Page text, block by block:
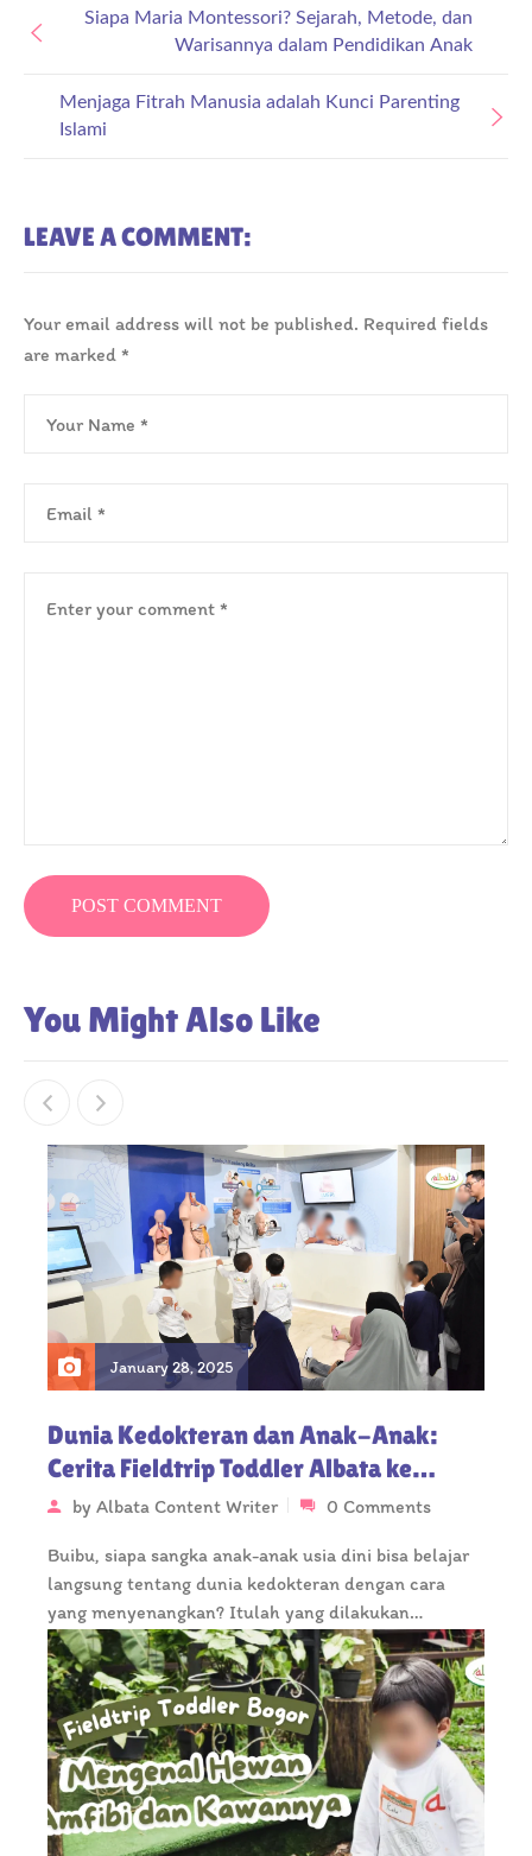
Menjaga Fitrah Manusia adalah Kunci Parenting
Islami
Siapa Maria Montessori? Sejarah, Metode, dan
Warisannya dalam Pendidikan Anak
LEAVE A COMMENT:
Your email address will not be published. Required fields
are marked *
You Might Also Like
January 28, 2025
Dunia Kedokteran dan Anak-Anak:
Cerita Fieldtrip Toddler Albata ke
IMERI – Universitas Indonesia
by Albata Content Writer 0 Comments
Buibu, siapa sangka anak-anak usia dini bisa belajar
langsung tentang dunia kedokteran dengan cara
yang menyenangkan? Itulah yang dilakukan
Toddler…